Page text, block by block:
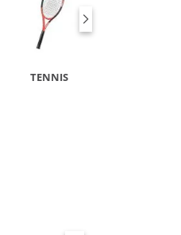
TENNIS